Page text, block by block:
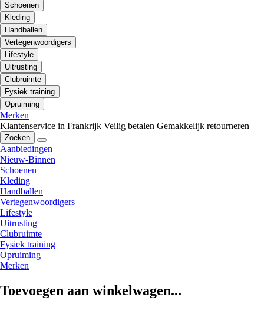
Schoenen
Kleding
Handballen
Vertegenwoordigers
Lifestyle
Uitrusting
Clubruimte
Fysiek training
Opruiming
Merken
Klantenservice in Frankrijk Veilig betalen Gemakkelijk retourneren
Zoeken
Aanbiedingen
Nieuw-Binnen
Schoenen
Kleding
Handballen
Vertegenwoordigers
Lifestyle
Uitrusting
Clubruimte
Fysiek training
Opruiming
Merken
Toevoegen aan winkelwagen...